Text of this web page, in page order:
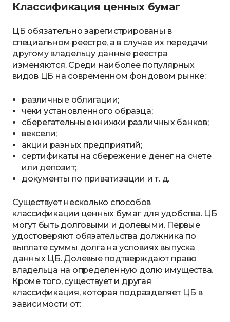
Классификация ценных бумаг
ЦБ обязательно зарегистрированы в
специальном реестре, а в случае их передачи
другому владельцу данные реестра
изменяются. Среди наиболее популярных
видов ЦБ на современном фондовом рынке:
различные облигации;
чеки установленного образца;
сберегательные книжки различных банков;
вексели;
акции разных предприятий;
сертификаты на сбережение денег на счете
или депозит;
документы по приватизации и т. д.
Существует несколько способов
классификации ценных бумаг для удобства. ЦБ
могут быть долговыми и долевыми. Первые
удостоверяют обязательства должника по
выплате суммы долга на условиях выпуска
данных ЦБ. Долевые подтверждают право
владельца на определенную долю имущества.
Кроме того, существует и другая
классификация, которая подразделяет ЦБ в
зависимости от: